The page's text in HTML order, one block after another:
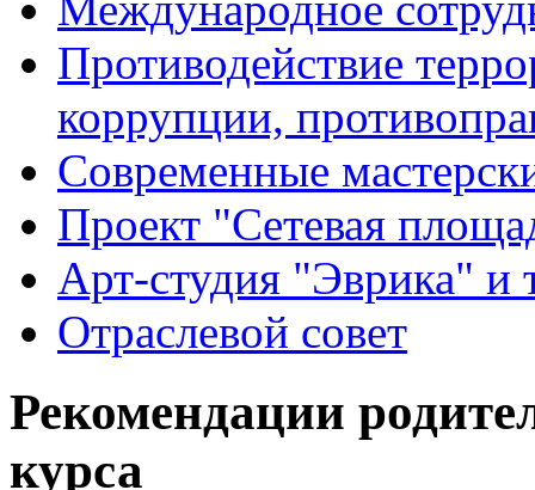
Противодействие
коррупции,
Современные
Проект "Сетевая
Арт-студия "Эврика" и
Отраслевой совет
Рекомендации
курса